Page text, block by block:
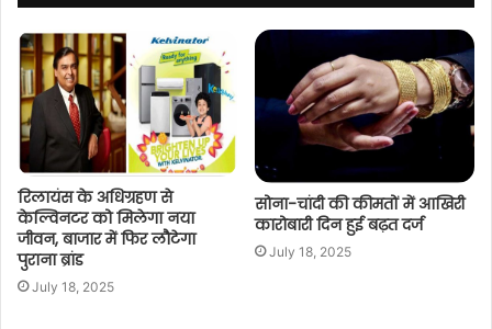
रिलायंस के अधिग्रहण से
केल्विनटर को मिलेगा नया
जीवन, बाजार में फिर लौटेगा
पुराना ब्रांड
July 18, 2025
सोना-चांदी की कीमतों में आखिरी
कारोबारी दिन हुई बढ़त दर्ज
July 18, 2025